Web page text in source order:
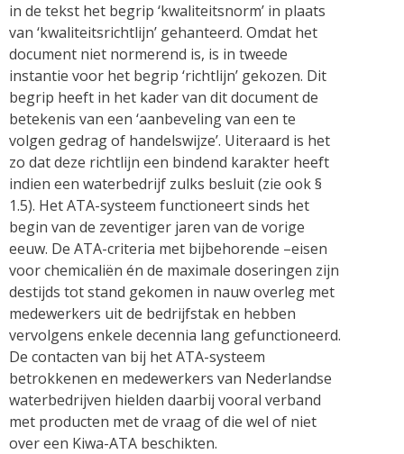
in de tekst het begrip ‘kwaliteitsnorm’ in plaats
van ‘kwaliteitsrichtlijn’ gehanteerd. Omdat het
document niet normerend is, is in tweede
instantie voor het begrip ‘richtlijn’ gekozen. Dit
begrip heeft in het kader van dit document de
betekenis van een ‘aanbeveling van een te
volgen gedrag of handelswijze’. Uiteraard is het
zo dat deze richtlijn een bindend karakter heeft
indien een waterbedrijf zulks besluit (zie ook §
1.5). Het ATA-systeem functioneert sinds het
begin van de zeventiger jaren van de vorige
eeuw. De ATA-criteria met bijbehorende –eisen
voor chemicaliën én de maximale doseringen zijn
destijds tot stand gekomen in nauw overleg met
medewerkers uit de bedrijfstak en hebben
vervolgens enkele decennia lang gefunctioneerd.
De contacten van bij het ATA-systeem
betrokkenen en medewerkers van Nederlandse
waterbedrijven hielden daarbij vooral verband
met producten met de vraag of die wel of niet
over een Kiwa-ATA beschikten.